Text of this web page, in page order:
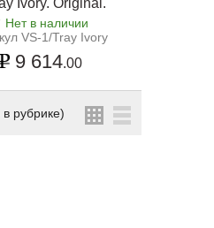
Ivory. Original.
Нет в наличии
VS-1/Tray Ivory
9 614.00
в рубрике)